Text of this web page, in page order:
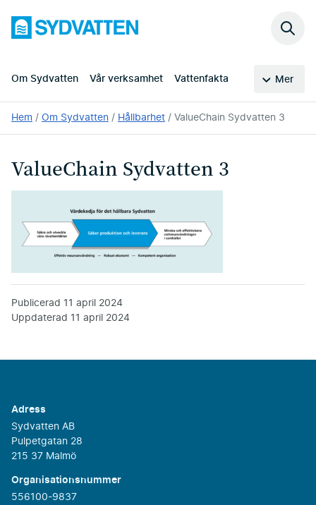
huvudinnehållet
Sydvatten
Om Sydvatten Vår verksamhet Vattenfakta Mer
Sök
Du
är
Hem Om Sydvatten Hållbarhet ValueChain Sydvatten 3
ValueChain Sydvatten 3
Publicerad 11 april 2024
Uppdaterad 11 april 2024
Adress
Sydvatten AB
Pulpetgatan 28
215 37 Malmö
Organisationsnummer
556100-9837